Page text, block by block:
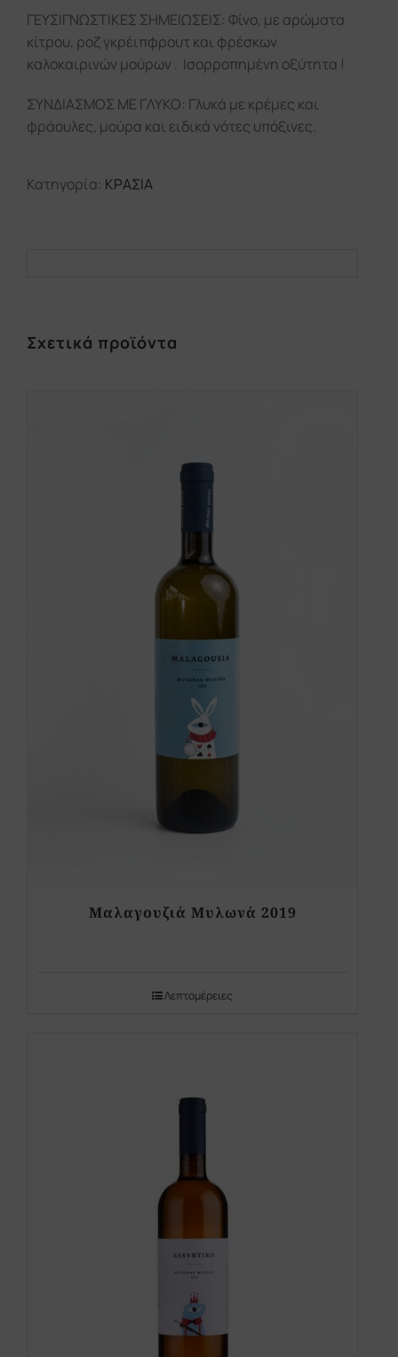
ΓΕΥΣΙΓΝΩΣΤΙΚΕΣ ΣΗΜΕΙΩΣΕΙΣ: Φίνο, με αρώματα
κίτρου, ροζ γκρέιπφρουτ και φρέσκων
καλοκαιρινών μούρων . Ισορροπημένη οξύτητα !
ΣΥΝΔΙΑΣΜΟΣ ΜΕ ΓΛΥΚΟ: Γλυκά με κρέμες και
φράουλες, μούρα και ειδικά νότες υπόξινες.
Κατηγορία: ΚΡΑΣΙΑ
Σχετικά προϊόντα
Μαλαγουζιά Μυλωνά 2019
Λεπτομέρειες